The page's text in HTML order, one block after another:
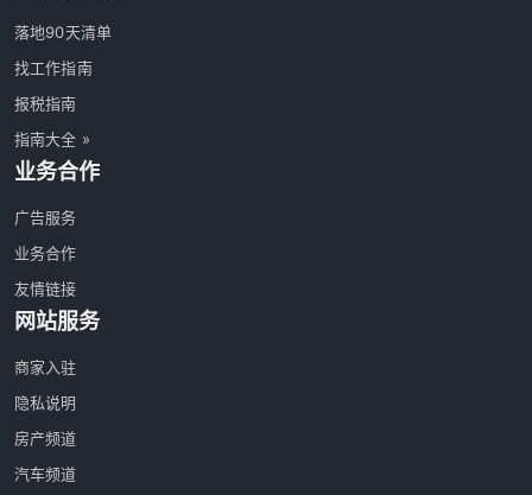
落地90天清单
找工作指南
报税指南
指南大全 »
业务合作
广告服务
业务合作
友情链接
网站服务
商家入驻
隐私说明
房产频道
汽车频道